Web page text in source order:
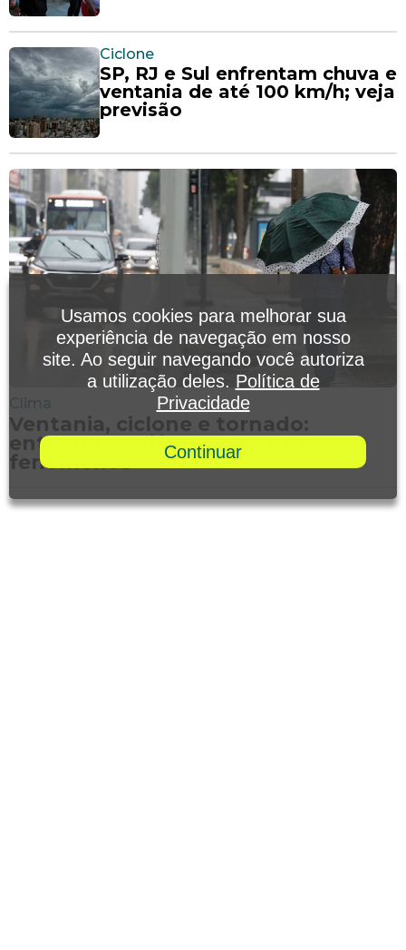
Ciclone
SP, RJ e Sul enfrentam chuva e
ventania de até 100 km/h; veja
previsão
Clima
Ventania, ciclone e tornado:
entenda as diferenças entre os
fenômenos
Usamos cookies para melhorar sua
experiência de navegação em nosso
site. Ao seguir navegando você autoriza
a utilização deles. Política de
Privacidade
Continuar